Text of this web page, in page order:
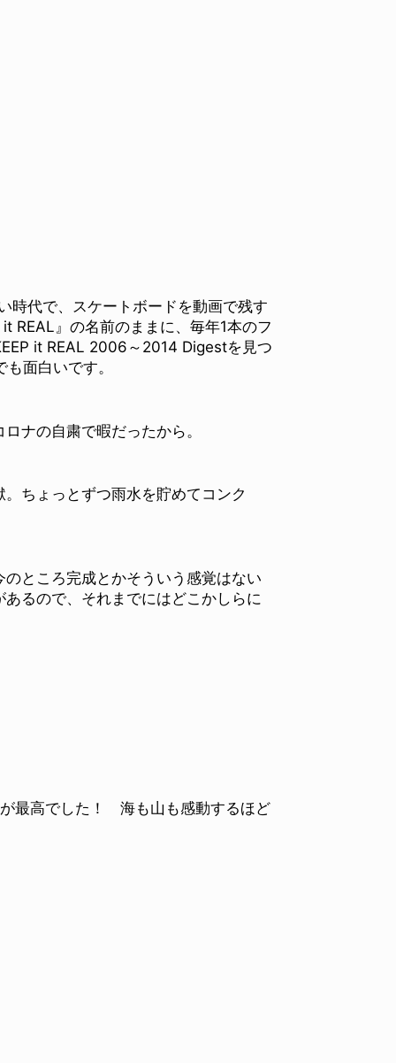
時代で、スケートボードを動画で残す
REAL』の名前のままに、毎年1本のフ
it REAL 2006～2014 Digestを見つ
面白いです。
ナの自粛で暇だったから。
ちょっとずつ雨水を貯めてコンク
ところ完成とかそういう感覚はない
るので、それまでにはどこかしらに
最高でした！ 海も山も感動するほど